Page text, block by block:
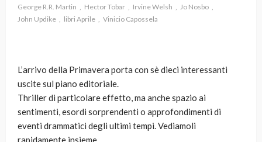
George R.R. Martin
Hector Tobar Irvine Welsh
Jo Nosbo
John Updike
libri Aprile Vinicio Capossela
L’arrivo della Primavera porta con sè dieci interessanti
uscite sul piano editoriale.
Thriller di particolare effetto, ma anche spazio ai
sentimenti, esordi sorprendenti o approfondimenti di
eventi drammatici degli ultimi tempi. Vediamoli